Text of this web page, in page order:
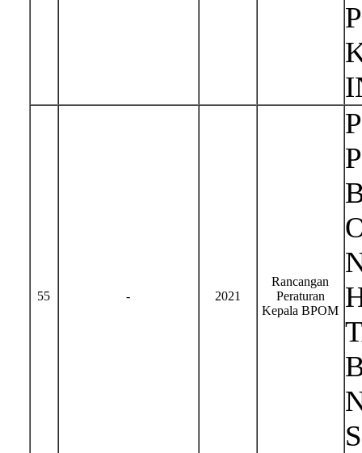
55 - 2021
Rancangan
Peraturan
Kepala BPOM